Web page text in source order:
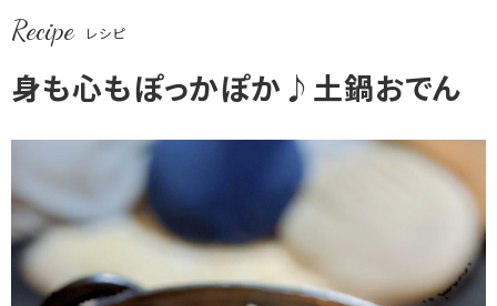
Recipe レシピ
身も心もぽっかぽか♪土鍋おでん